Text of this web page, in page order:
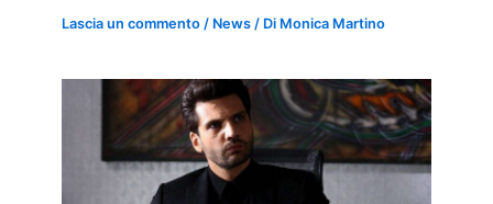
Lascia un commento / News / Di Monica Martino